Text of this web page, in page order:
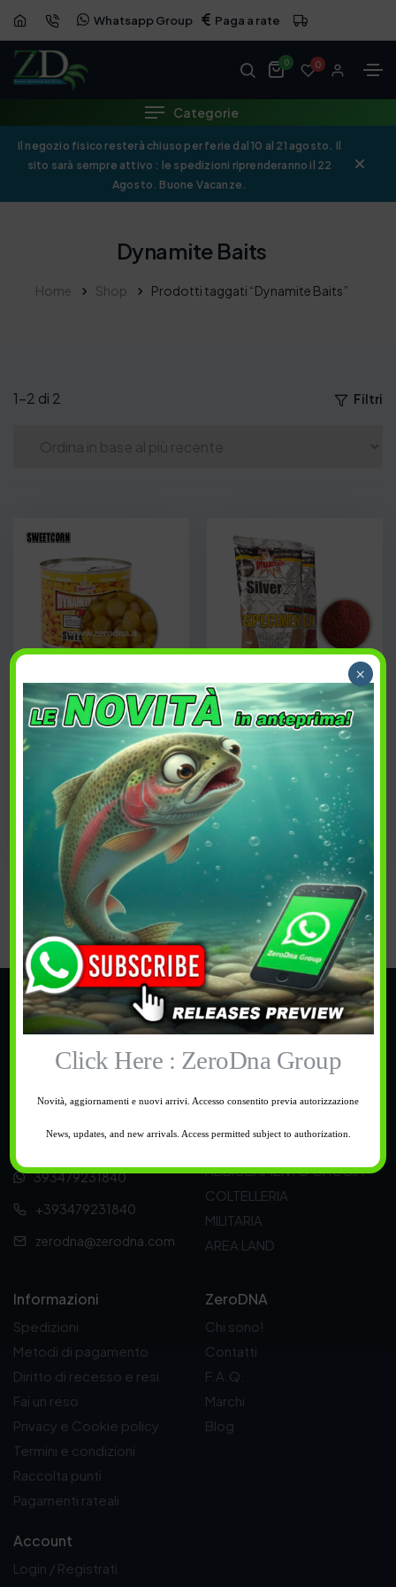
Whatsapp Group Paga a rate
0 0
Categorie
Il negozio fisico resterà chiuso per ferie dal 10 al 21 agosto. Il
sito sarà sempre attivo : le spedizioni riprenderanno il 22
Agosto. Buone Vacanze.
Dynamite Baits
Home Shop Prodotti taggati “Dynamite Baits”
1–2 di 2 Filtri
Dynamite Baits
Sweetcorn XL Original
3,00€
Acquista
PREFERITI
Dynamite Baits Silver X
Guarda
PREFERITI
Supporto
393479231840
+393479231840
zerodna@zerodna.com
Categorie
PESCA
BUONI REGALO
ABBIGLIAMENTO CACCIA
COLTELLERIA
MILITARIA
AREA LAND
Informazioni
Spedizioni
Metodi di pagamento
Diritto di recesso e resi
Fai un reso
Privacy e Cookie policy
Termini e condizioni
Raccolta punti
Pagamenti rateali
Account
Login / Registrati
ZeroDNA
Chi sono!
Contatti
F.A.Q.
Marchi
Blog
Click Here : ZeroDna Group
Novità, aggiornamenti e nuovi arrivi. Accesso consentito previa autorizzazione
News, updates, and new arrivals. Access permitted subject to authorization.
×